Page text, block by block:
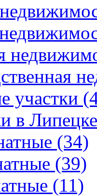
участки
в Липецке
(34)
(39)
(11)